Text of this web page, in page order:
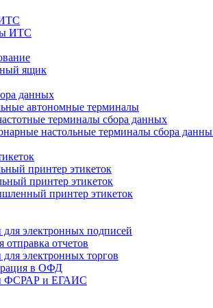
ИТС
ящик
данных
автономные терминалы
терминалы сбора данных
настольные терминалы сбора
принтер этикеток
принтер этикеток
принтер этикеток
для электронных подписей
отправка отчетов
для электронных торгов
в ОФД
ФСРАР и ЕГАИС